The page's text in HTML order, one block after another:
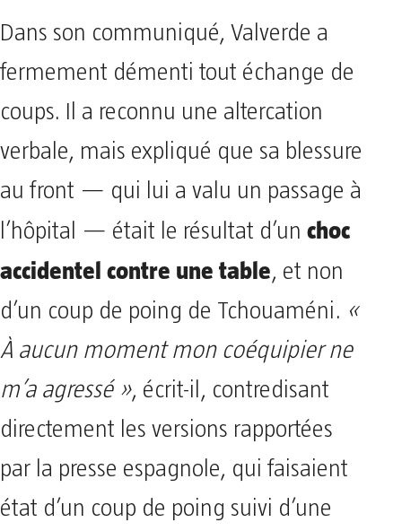
Dans son communiqué, Valverde a
fermement démenti tout échange de
coups. Il a reconnu une altercation
verbale, mais expliqué que sa blessure
au front — qui lui a valu un passage à
l’hôpital — était le résultat d’un choc
accidentel contre une table, et non
d’un coup de poing de Tchouaméni. «
À aucun moment mon coéquipier ne
m’a agressé », écrit-il, contredisant
directement les versions rapportées
par la presse espagnole, qui faisaient
état d’un coup de poing suivi d’une